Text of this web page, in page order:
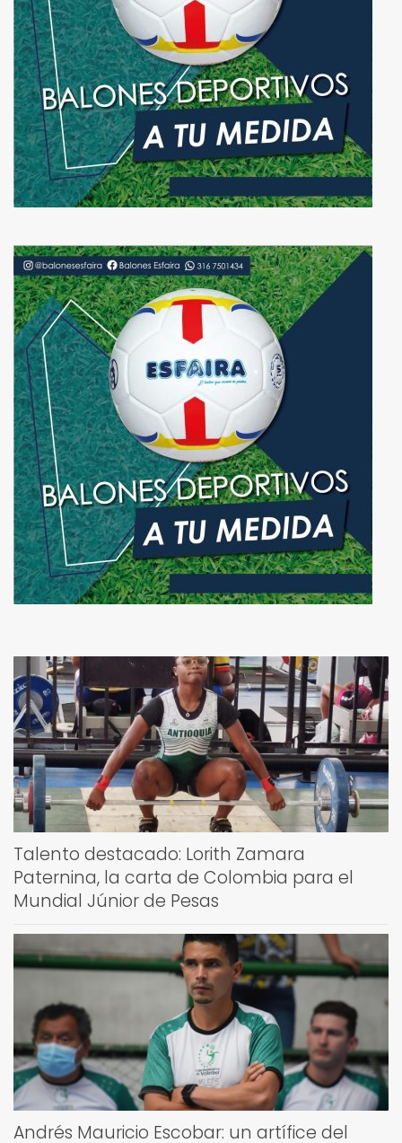
Talento destacado: Lorith Zamara
Paternina, la carta de Colombia para el
Mundial Júnior de Pesas
Andrés Mauricio Escobar: un artífice del